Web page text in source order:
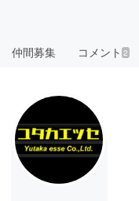
仲間募集 コメント 2